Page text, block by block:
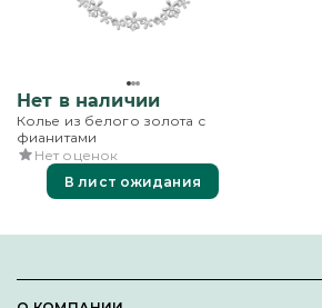
Нет в наличии
Колье из белого золота с
фианитами
Нет оценок
В лист ожидания